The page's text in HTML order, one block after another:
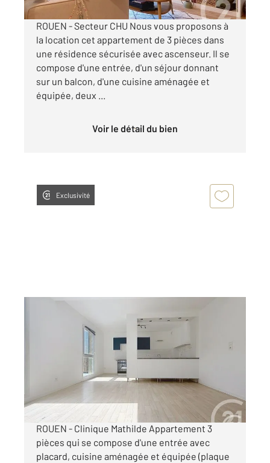
ROUEN - Secteur CHU Nous vous proposons à
la location cet appartement de 3 pièces dans
une résidence sécurisée avec ascenseur. Il se
compose d'une entrée, d'un séjour donnant
sur un balcon, d'une cuisine aménagée et
équipée, deux ...
Voir le détail du bien
Exclusivité
, 3 pièces
Appartement F3 à louer
750 €
par mois charges comprises
ROUEN - Clinique Mathilde Appartement 3
pièces qui se compose d'une entrée avec
placard, cuisine aménagée et équipée (plaque